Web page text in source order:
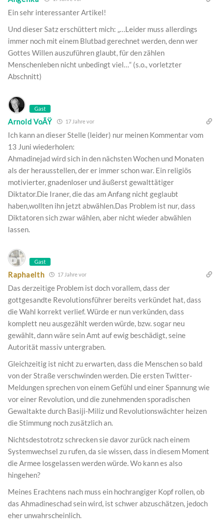
Ein sehr interessanter Artikel!
Und dieser Satz erschüttert mich: „…Leider muss allerdings
immer noch mit einem Blutbad gerechnet werden, denn wer
Gottes Willen auszuführen glaubt, für den zählen
Menschenleben nicht unbedingt viel…“ (s.o., vorletzter
Abschnitt)
Gast
Arnold VoÃŸ 17 Jahre vor
Ich kann an dieser Stelle (leider) nur meinen Kommentar vom
13 Juni wiederholen:
Ahmadinejad wird sich in den nächsten Wochen und Monaten
als der herausstellen, der er immer schon war. Ein religiös
motivierter, gnadenloser und äußerst gewalttätiger
Diktator.Die Iraner, die das am Anfang nicht geglaubt
haben,wollten ihn jetzt abwählen.Das Problem ist nur, dass
Diktatoren sich zwar wählen, aber nicht wieder abwählen
lassen.
Gast
Raphaelth 17 Jahre vor
Das derzeitige Problem ist doch vorallem, dass der
gottgesandte Revolutionsführer bereits verkündet hat, dass
die Wahl korrekt verlief. Würde er nun verkünden, dass
komplett neu ausgezählt werden würde, bzw. sogar neu
gewählt, dann wäre sein Amt auf ewig beschädigt, seine
Autorität massiv untergraben.
Gleichzeitig ist nicht zu erwarten, dass die Menschen so bald
von der Straße verschwinden werden. Die ersten Twitter-
Meldungen sprechen von einem Gefühl und einer Spannung wie
vor einer Revolution, und die zunehmenden sporadischen
Gewaltakte durch Basiji-Miliz und Revolutionswächter heizen
die Stimmung noch zusätzlich an.
Nichtsdestotrotz schrecken sie davor zurück nach einem
Systemwechsel zu rufen, da sie wissen, dass in diesem Moment
die Armee losgelassen werden würde. Wo kann es also
hingehen?
Meines Erachtens nach muss ein hochrangiger Kopf rollen, ob
das Ahmadineschad sein wird, ist schwer abzuschätzen, jedoch
eher unwahrscheinlich.